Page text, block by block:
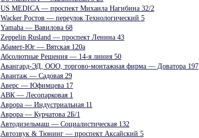
US MEDICA — проспект Михаила Нагибина 32/2
Wacker Ростов — переулок Технологический 5
Yamaha — Вавилова 68
Zeppelin Rusland — проспект Ленина 43
Абамет-Юг — Вятская 120а
Абсолютные Решения — 14-я линия 50
Авангард-ЭД, ООО, торгово-монтажная фирма — Доватора 197
Авантаж — Садовая 29
Аверс — Юфимцева 17
АВК — Лесопарковая 1
Аврора — Индустриальная 11
Аврора — Курчатова 2Б/1
Автодизельмаш — Социалистическая 132
Автозвук & Тюнинг — проспект Аксайский 5